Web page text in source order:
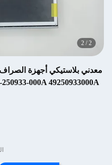
2
/
2
000A 49250933000A